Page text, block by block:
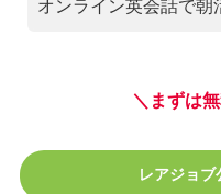
オンライン英会話で朝
＼まずは
レアジョブ